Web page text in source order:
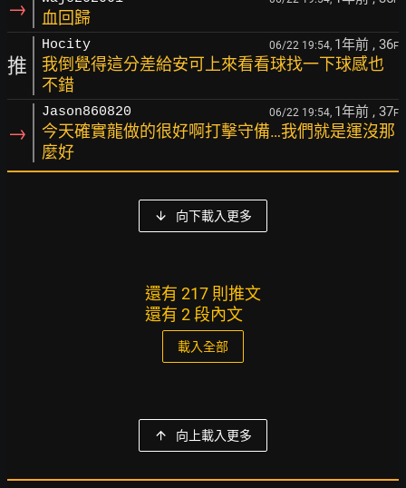
→ 血回歸
推
Hocity 06/22 19:54, 1年前 , 36F
我倒覺得這分差給安可上來看看球找一下球感也
不錯
→
Jason860820 06/22 19:54, 1年前 , 37F
今天確實龍做的很好啊打擊守備…我們就是運沒那
麼好
向下載入更多
還有 217 則推文
還有 2 段內文
載入全部
向上載入更多